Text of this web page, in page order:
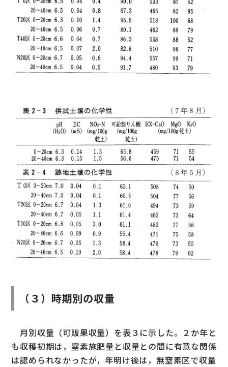
（３）時期別の収量
月別収量（可販果収量）を表３に示した。２か年と
も収穫初期は，窒素施肥量と収量との間に有意な関係
は認められなかったが，年明け後は，無窒素区で収量